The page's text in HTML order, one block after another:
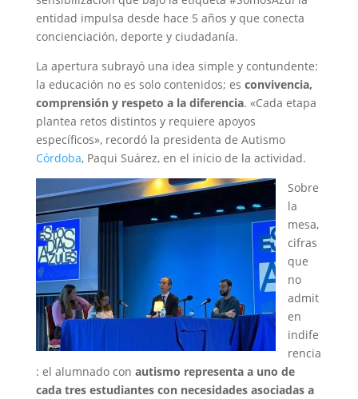
entidad impulsa desde hace 5 años y que conecta
concienciación, deporte y ciudadanía.
La apertura subrayó una idea simple y contundente:
la educación no es solo contenidos; es convivencia,
comprensión y respeto a la diferencia. «Cada etapa
plantea retos distintos y requiere apoyos
específicos», recordó la presidenta de Autismo
Córdoba, Paqui Suárez, en el inicio de la actividad.
Sobre
la
mesa,
cifras
que
no
admit
en
indife
rencia
: el alumnado con autismo representa a uno de
cada tres estudiantes con necesidades asociadas a